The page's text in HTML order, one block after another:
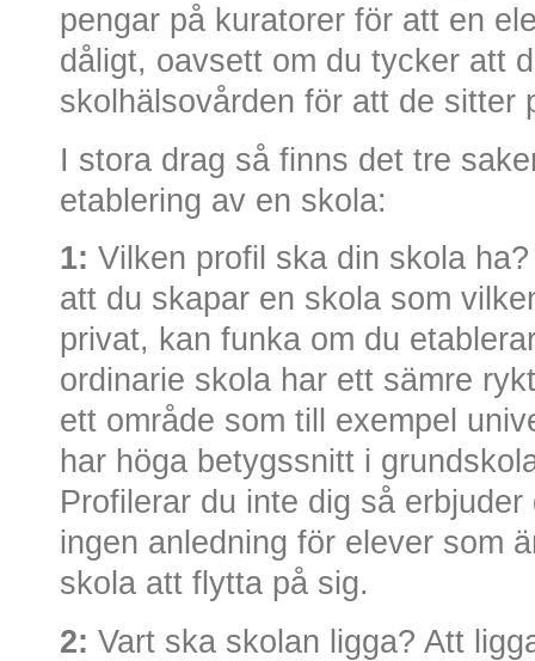
pengar på kuratorer för att en
dåligt, oavsett om du tycker att
skolhälsovården för att de sitter
I stora drag så finns det tre
etablering av en skola:
1: Vilken profil ska din skola
att du skapar en skola som
privat, kan funka om du
ordinarie skola har ett sämre
ett område som till exempel
har höga betygssnitt i
Profilerar du inte dig så
ingen anledning för elever som
skola att flytta på sig.
2: Vart ska skolan ligga? Att